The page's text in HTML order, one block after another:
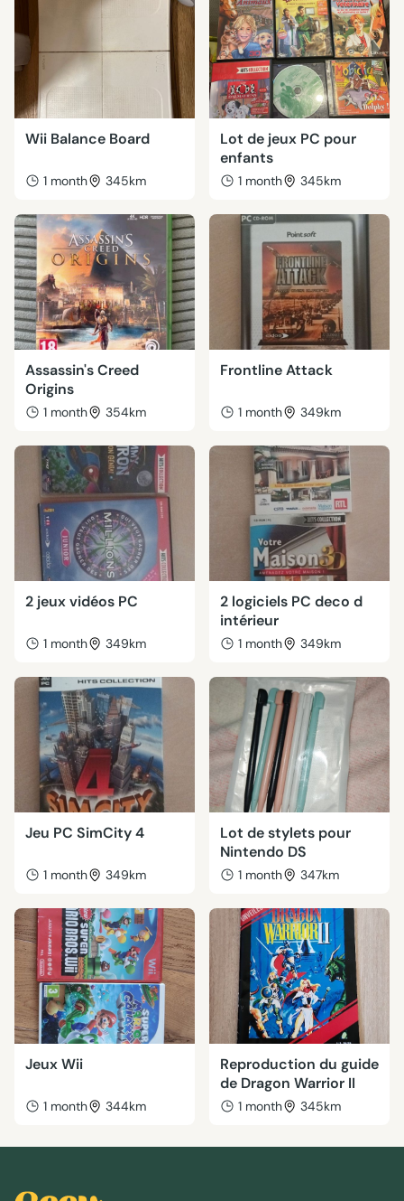
Wii Balance Board
1 month 345km
Lot de jeux PC pour
enfants
1 month 345km
Assassin's Creed
Origins
1 month 354km
Frontline Attack
1 month 349km
2 jeux vidéos PC
1 month 349km
2 logiciels PC deco d
intérieur
1 month 349km
Jeu PC SimCity 4
1 month 349km
Lot de stylets pour
Nintendo DS
1 month 347km
Jeux Wii
1 month 344km
Reproduction du guide
de Dragon Warrior II
1 month 345km